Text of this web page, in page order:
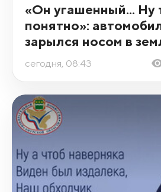
«Он угашенный... Ну
понятно»:
зарылся носом в
сегодня, 08:43